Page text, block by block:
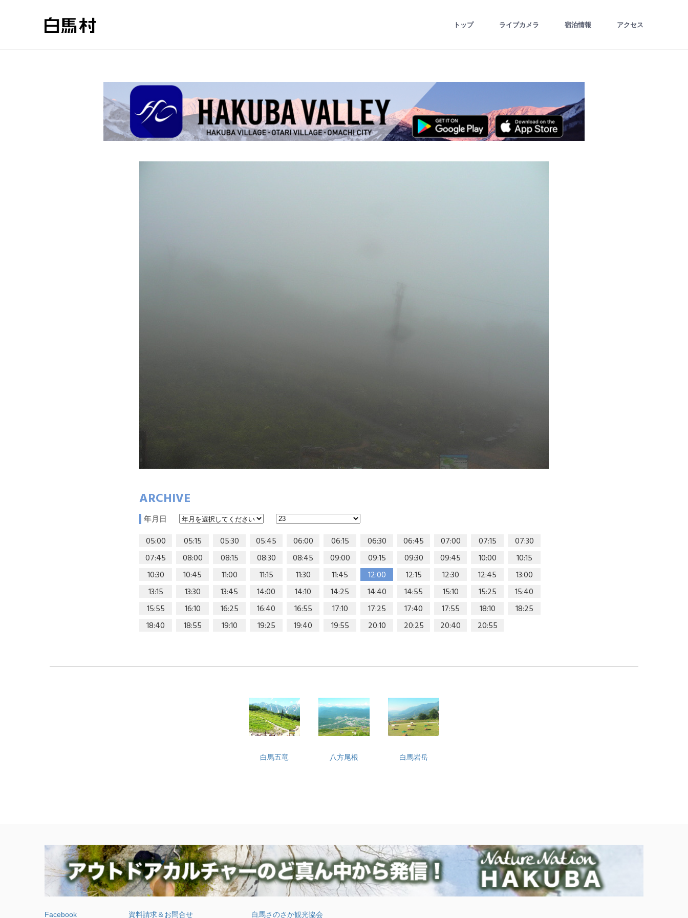
トップ ライブカメラ 宿泊情報 アクセス
ARCHIVE
年月日
05:00 05:15 05:30 05:45 06:00 06:15 06:30 06:45 07:00 07:15
07:30
07:45
08:00 08:15 08:30 08:45 09:00 09:15 09:30 09:45 10:00
10:15
10:30
10:45 11:00 11:15 11:30 11:45 12:00 12:15 12:30 12:45
13:00
13:15
13:30 13:45 14:00 14:10 14:25 14:40 14:55 15:10 15:25
15:40
15:55
16:10 16:25 16:40 16:55 17:10 17:25 17:40 17:55 18:10
18:25
18:40
18:55 19:10 19:25 19:40 19:55 20:10 20:25 20:40 20:55
白馬五竜 八方尾根 白馬岩岳